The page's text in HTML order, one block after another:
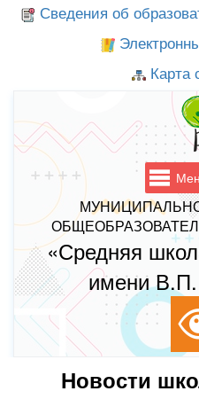
Сведения об
Карта
«Средняя
имени
Новости